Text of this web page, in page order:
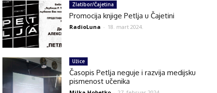
Zlatibor/Čajetina
Promocija knjige Petlja u Čajetini
RadioLuna - 18. mart 2024.
Užice
Časopis Petlja neguje i razvija medijsku
pismenost učenika